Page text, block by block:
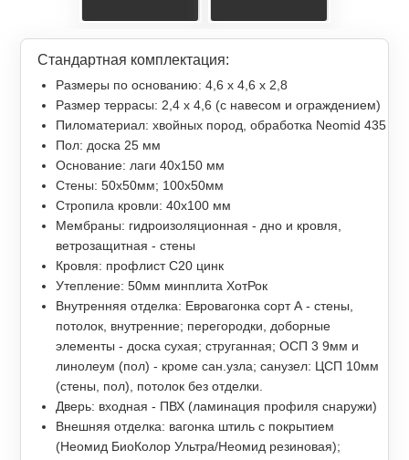
Стандартная комплектация:
Размеры по основанию: 4,6 х 4,6 х 2,8
Размер террасы: 2,4 x 4,6 (с навесом и ограждением)
Пиломатериал: хвойных пород, обработка Neomid 435
Пол: доска 25 мм
Основание: лаги 40х150 мм
Стены: 50х50мм; 100х50мм
Стропила кровли: 40х100 мм
Мембраны: гидроизоляционная - дно и кровля,
ветрозащитная - стены
Кровля: профлист С20 цинк
Утепление: 50мм минплита ХотРок
Внутренняя отделка: Евровагонка сорт А - стены,
потолок, внутренние; перегородки, доборные
элементы - доска сухая; струганная; ОСП 3 9мм и
линолеум (пол) - кроме сан.узла; санузел: ЦСП 10мм
(стены, пол), потолок без отделки.
Дверь: входная - ПВХ (ламинация профиля снаружи)
Внешняя отделка: вагонка штиль с покрытием
(Неомид БиоКолор Ультра/Неомид резиновая);